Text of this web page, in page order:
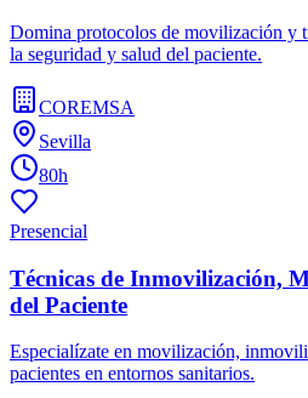
Domina protocolos de movilización y
la seguridad y salud del paciente.
COREMSA
Sevilla
80h
Presencial
Técnicas de Inmovilización,
del Paciente
Especialízate en movilización,
pacientes en entornos sanitarios.